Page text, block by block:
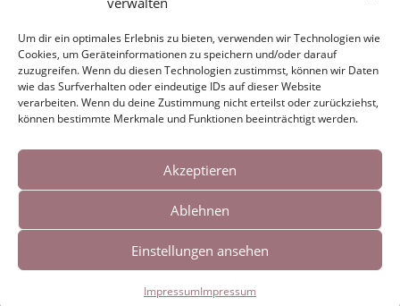
Cookies helfen uns bei der Bereitstellung
unserer Inhalte und Dienste. Durch die
weitere Nutzung der Webseite stimmen Sie
der Verwendung von Cookies zu.
Okay!
Um dir ein optimales Erlebnis zu bieten, verwenden wir Technologien wie
Cookies, um Geräteinformationen zu speichern und/oder darauf
zuzugreifen. Wenn du diesen Technologien zustimmst, können wir Daten
wie das Surfverhalten oder eindeutige IDs auf dieser Website
verarbeiten. Wenn du deine Zustimmung nicht erteilst oder zurückziehst,
können bestimmte Merkmale und Funktionen beeinträchtigt werden.
Akzeptieren
Ablehnen
Einstellungen ansehen
ImpressumImpressum
This entry was posted inKALENDER. Bookmark the
permalink.
Literatur-/Musikfestival
Waldkappel 2022
Gladenbach 2022→
Impressum|Links